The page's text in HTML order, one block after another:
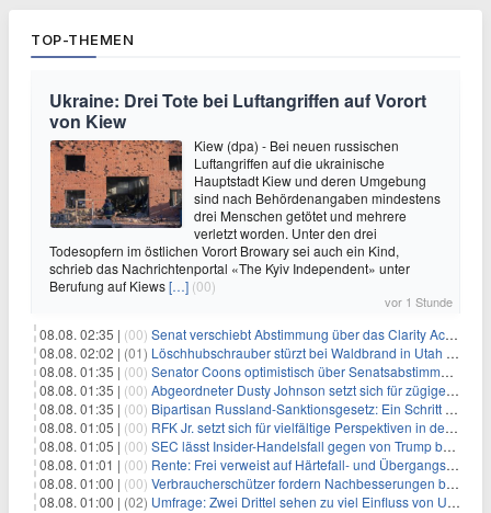
TOP-THEMEN
Ukraine: Drei Tote bei Luftangriffen auf Vorort
von Kiew
Kiew (dpa) - Bei neuen russischen
Luftangriffen auf die ukrainische
Hauptstadt Kiew und deren Umgebung
sind nach Behördenangaben mindestens
drei Menschen getötet und mehrere
verletzt worden. Unter den drei
Todesopfern im östlichen Vorort Browary sei auch ein Kind,
schrieb das Nachrichtenportal «The Kyiv Independent» unter
Berufung auf Kiews[…] (00)
vor 1 Stunde
08.08. 02:35 | (00) Senat verschiebt Abstimmung über das Clarity Act: Auswirkungen auf Unternehmen und das Vertrauen der Investoren
08.08. 02:02 | (01) Löschhubschrauber stürzt bei Waldbrand in Utah ab
08.08. 01:35 | (00) Senator Coons optimistisch über Senatsabstimmungen angesichts von Finanzierungsbedenken
08.08. 01:35 | (00) Abgeordneter Dusty Johnson setzt sich für zügige Regierungsfinanzierung angesichts von Shutdown-Risiken ein
08.08. 01:35 | (00) Bipartisan Russland-Sanktionsgesetz: Ein Schritt in Richtung Energieunabhängigkeit
08.08. 01:05 | (00) RFK Jr. setzt sich für vielfältige Perspektiven in der Gesundheitspolitik beim CDC-Gedenkakt ein
08.08. 01:05 | (00) SEC lässt Insider-Handelsfall gegen von Trump begnadigten Manager fallen
08.08. 01:01 | (00) Rente: Frei verweist auf Härtefall- und Übergangsregelungen
08.08. 01:00 | (00) Verbraucherschützer fordern Nachbesserungen bei Frühstartrente
08.08. 01:00 | (02) Umfrage: Zwei Drittel sehen zu viel Einfluss von US-Tech-Konzernen